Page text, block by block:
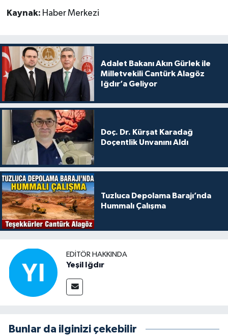
Kaynak: Haber Merkezi
Adalet Bakanı Akın Gürlek ile
Milletvekili Cantürk Alagöz
Iğdır’a Geliyor
Doç. Dr. Kürşat Karadağ
Doçentlik Unvanını Aldı
Tuzluca Depolama Barajı’nda
Hummalı Çalışma
EDITÖR HAKKINDA
Yeşil Iğdır
Bunlar da ilginizi çekebilir